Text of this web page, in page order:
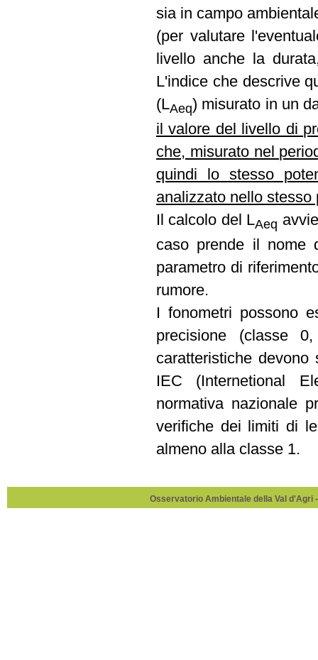
sia in campo
(per valutare
livello anche la
L'indice che descrive
(LAeq) misurato in un
il valore del livello di
che, misurato nel
quindi lo stesso
analizzato nello stesso
Il calcolo del LAeq
caso prende il
parametro di
rumore.
I fonometri possono
precisione (classe
caratteristiche
IEC (Internetional
normativa nazionale
verifiche dei limiti di
almeno alla classe 1.
Osservatorio Ambientale della Val d'Agri